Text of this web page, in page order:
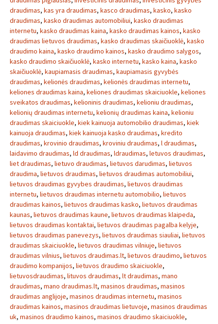
draudimas, kas yra draudimas, kasco draudimas, kasko, kasko
draudimas, kasko draudimas automobiliui, kasko draudimas
internetu, kasko draudimas kaina, kasko draudimas kainos, kasko
draudimas lietuvos draudimas, kasko draudimas skaičiuoklė, kasko
draudimo kaina, kasko draudimo kainos, kasko draudimo salygos,
kasko draudimo skaičiuoklė, kasko internetu, kasko kaina, kasko
skaičiuoklė, kaupiamasis draudimas, kaupiamasis gyvybės
draudimas, kelionės draudimas, kelionės draudimas internetu,
keliones draudimas kaina, keliones draudimas skaiciuokle, keliones
sveikatos draudimas, kelioninis draudimas, kelioniu draudimas,
kelionių draudimas internetu, kelionių draudimas kaina, kelioniu
draudimas skaiciuokle, kiek kainuoja automobilio draudimas, kiek
kainuoja draudimas, kiek kainuoja kasko draudimas, kredito
draudimas, krovinio draudimas, kroviniu draudimas, l draudimas,
laidavimo draudimas, ld draudimas, ldraudimas, letuvos draudimas,
liet draudimas, lietuvo draudimas, lietuvos darudimas, lietuvos
draudima, lietuvos draudimas, lietuvos draudimas automobiliui,
lietuvos draudimas gyvybes draudimas, lietuvos draudimas
internetu, lietuvos draudimas internetu automobilio, lietuvos
draudimas kainos, lietuvos draudimas kasko, lietuvos draudimas
kaunas, lietuvos draudimas kaune, lietuvos draudimas klaipeda,
lietuvos draudimas kontaktai, lietuvos draudimas pagalba kelyje,
lietuvos draudimas panevezys, lietuvos draudimas siauliai, lietuvos
draudimas skaiciuokle, lietuvos draudimas vilniuje, lietuvos
draudimas vilnius, lietuvos draudimas.lt, lietuvos draudimo, lietuvos
draudimo kompanijos, lietuvos draudimo skaiciuokle,
lietuvosdraudimas, lituvos draudimas, lt draudimas, mano
draudimas, mano draudimas.lt, masinos draudimas, masinos
draudimas anglijoje, masinos draudimas internetu, masinos
draudimas kainos, masinos draudimas lietuvoje, masinos draudimas
uk, masinos draudimo kainos, masinos draudimo skaiciuokle,